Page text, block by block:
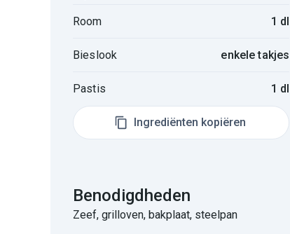
Room 1 dl
Bieslook enkele takjes
Pastis 1 dl
Ingrediënten kopiëren
Benodigdheden
Zeef, grilloven, bakplaat, steelpan